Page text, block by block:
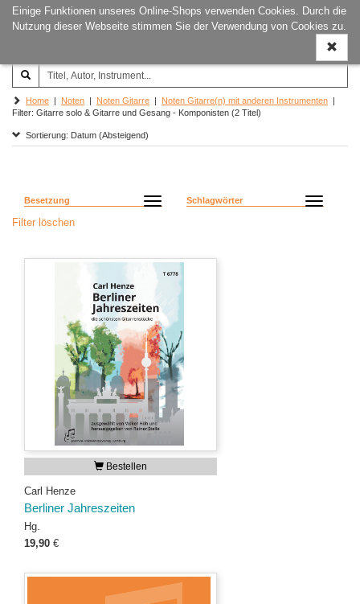
Einige Funktionen unseres Online-Shops verwenden Cookies. Durch die
Nutzung dieser Webseite stimmen Sie der Verwendung von Cookies zu.
ein-/
Joachim‐Trekel‐Musikverlag,
Hamburg
Home | Noten | Noten Gitarre | Noten Gitarre(n) mit anderen Instrumenten |
Filter: Gitarre solo & Gitarre und Gesang - Komponisten (2 Titel)
Sortierung: Datum (Absteigend)
Besetzung Schlagwörter
Filter löschen
Bestellen
Carl Henze
Berliner Jahreszeiten
Hg.
19,90 €